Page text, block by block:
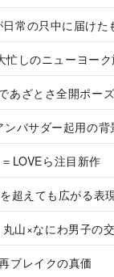
常の只中に届けた
忙しのニューヨー
あざとさ全開ポーズ
バサダー起用の背
LOVEら注目新作
超えても広がる表現
山×なにわ男子の
ブレイクの真価